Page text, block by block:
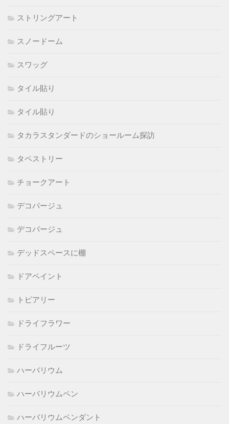
ストリングアート
スノードーム
スワッグ
タイル貼り
タイル貼り
タカラスタンダードのショールーム探訪
タペストリー
チョークアート
デコパージュ
デコパージュ
デッドスペースに棚
ドアペイント
トピアリー
ドライフラワー
ドライフルーツ
ハーバリウム
ハーバリウムペン
ハーバリウムペンダント